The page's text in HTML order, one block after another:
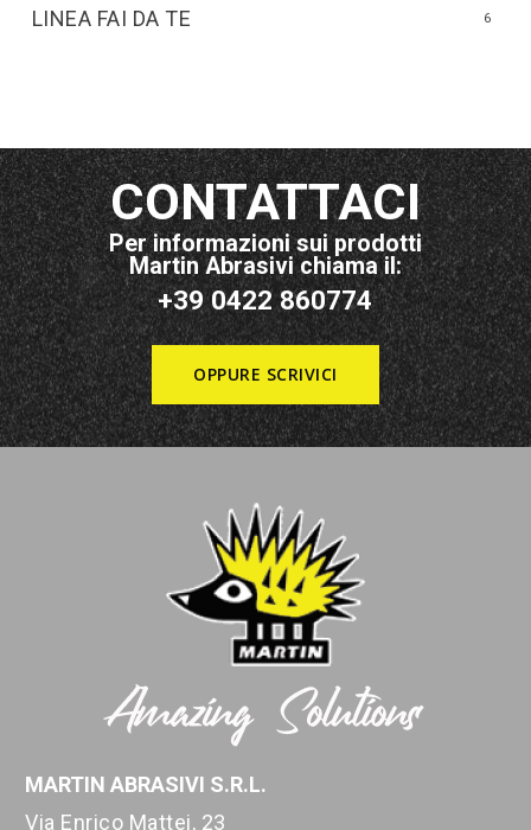
LINEA FAI DA TE 6
CONTATTACI
Per informazioni sui prodotti
Martin Abrasivi chiama il:
+39 0422 860774
OPPURE SCRIVICI
MARTIN ABRASIVI S.R.L.
Via Enrico Mattei, 23